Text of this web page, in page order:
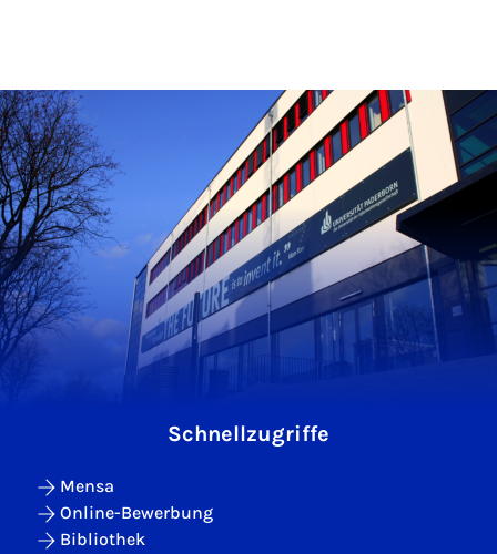
Schnellzugriffe
Mensa
Online-Bewerbung
Bibliothek